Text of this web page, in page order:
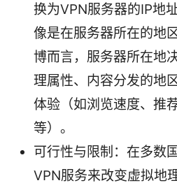
换为VPN服务器的IP地
像是在服务器所在的地
博而言，服务器所在地
理属性、内容分发的地
体验（如浏览速度、推
等）。
可行性与限制：在多数
VPN服务来改变虚拟地